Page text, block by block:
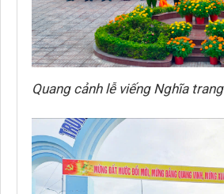
Quang cảnh lễ viếng Nghĩa